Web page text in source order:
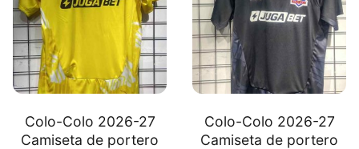
Colo-Colo 2026-27
Camiseta de portero
Colo-Colo 2026-27
Camiseta de portero